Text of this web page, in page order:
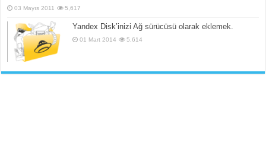
03 Mayıs 2011 5,617
Yandex Disk’inizi Ağ sürücüsü olarak eklemek.
01 Mart 2014 5,614